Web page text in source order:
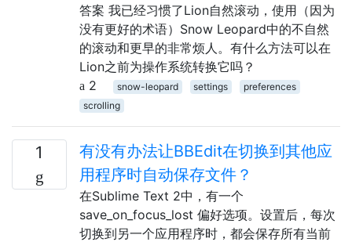
答案 我已经习惯了Lion自然滚动，使用（因为
没有更好的术语）Snow Leopard中的不自然
的滚动和更早的非常烦人。有什么方法可以在
Lion之前为操作系统转换它吗？
2
snow-leopard settings
preferences
scrolling
1
有没有办法让BBEdit在切换到其他应
用程序时自动保存文件？
在Sublime Text 2中，有一个
save_on_focus_lost 偏好选项。设置后，每次
切换到另一个应用程序时，都会保存所有当前